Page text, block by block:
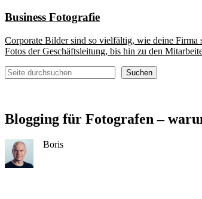
Business Fotografie
Corporate Bilder sind so vielfältig, wie deine Firma
Fotos der Geschäftsleitung, bis hin zu den
Suchen Suchen
Blogging für Fotografen –
Boris